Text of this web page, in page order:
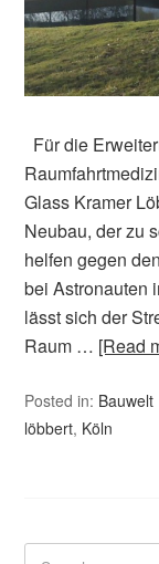
Für die
Glass Kramer
Neubau, der zu
helfen gegen
bei Astronauten
lässt sich der
Raum … [Read
Posted in: Bauwelt
löbbert, Köln